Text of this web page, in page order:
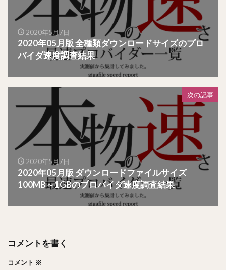
2020年5月7日
2020年05月版 全種類ダウンロードサイズのプロ
バイダ速度調査結果
次の記事
2020年5月7日
2020年05月版 ダウンロードファイルサイズ
100MB～1GBのプロバイダ速度調査結果
コメントを書く
コメント ※